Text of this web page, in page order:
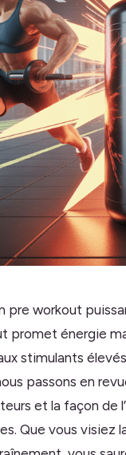
pre workout
promet énergie
stimulants
passons en
et la façon de
Que vous visiez